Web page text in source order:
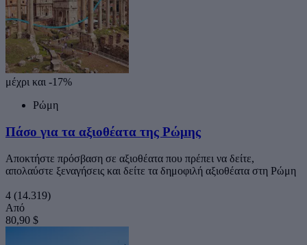
μέχρι και -17%
Ρώμη
Πάσο για τα αξιοθέατα της Ρώμης
Αποκτήστε πρόσβαση σε αξιοθέατα που πρέπει να δείτε,
απολαύστε ξεναγήσεις και δείτε τα δημοφιλή αξιοθέατα στη Ρώμη
4 (14.319)
Από
80,90 $